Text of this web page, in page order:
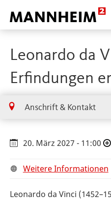
Leonardo da
Erfindungen
Anschrift & Kontakt
20. März 2027 - 11:00
Weitere Informationen
Leonardo da Vinci